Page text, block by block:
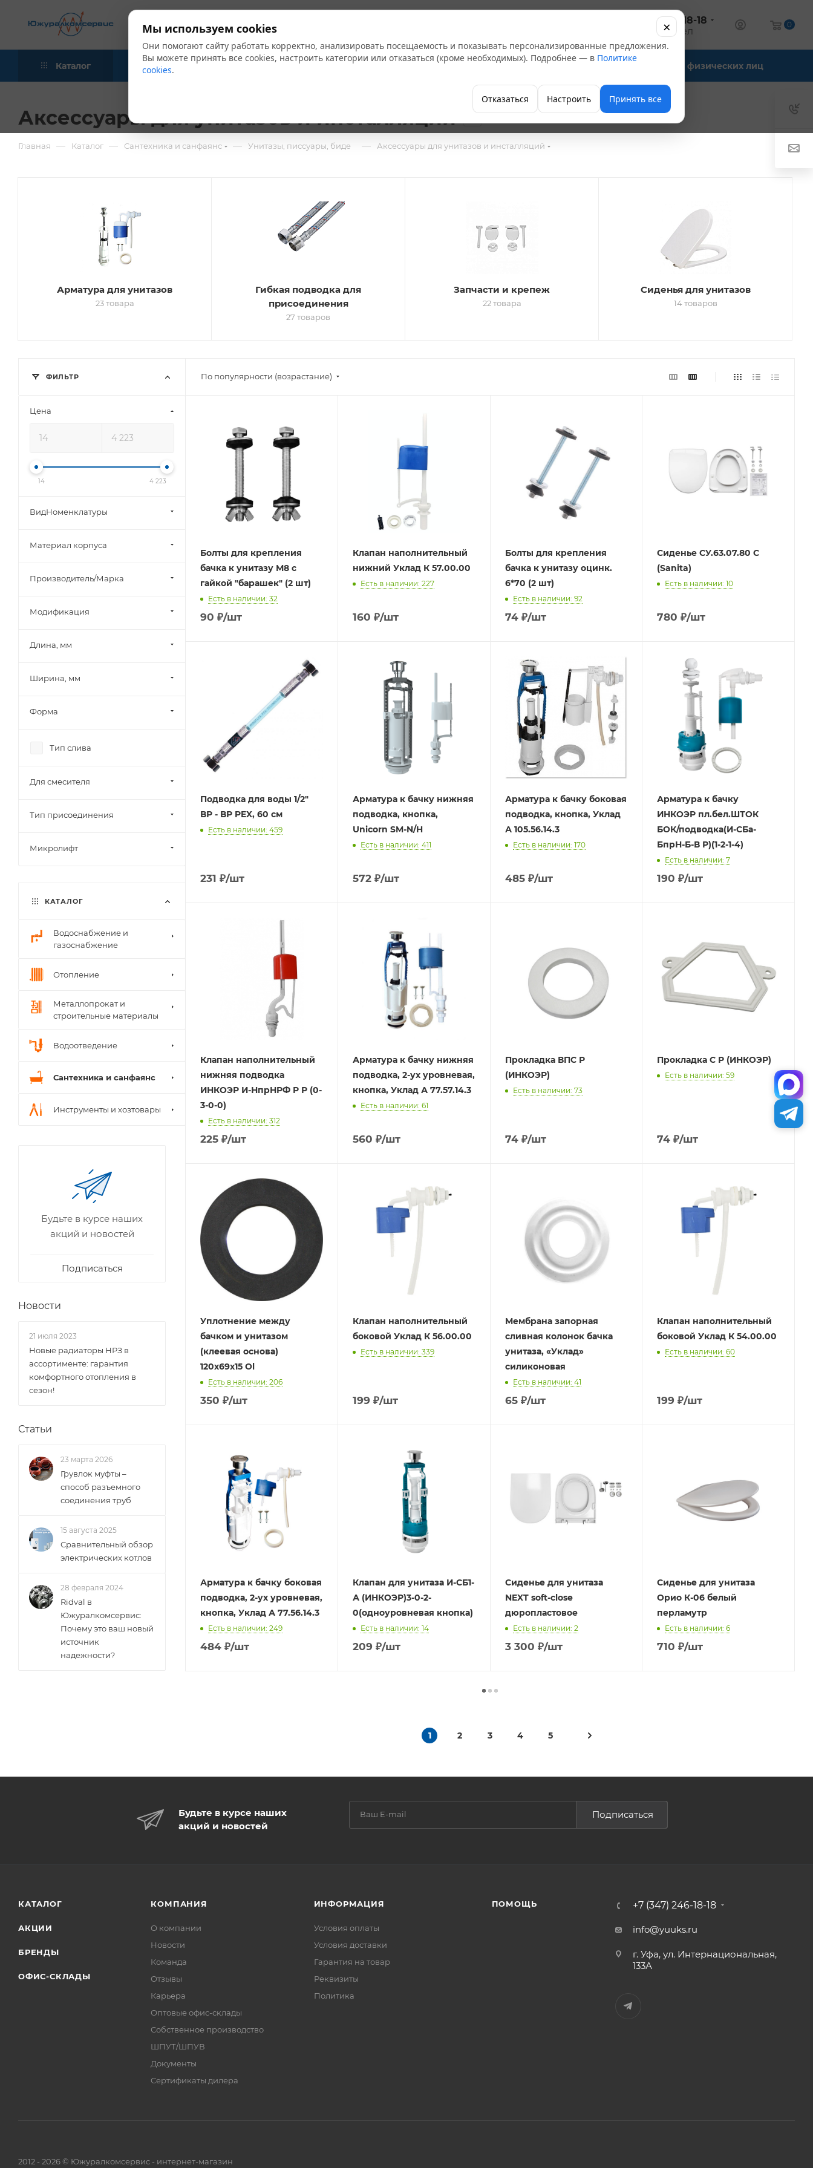
+7 (347) 246-18-18
оптовый отдел
0
Каталог Акции Бренды Компания Офис-склады Для физических лиц
Аксессуары для унитазов и инсталляций
Главная — Каталог — Сантехника и санфаянс — Унитазы, писсуары, биде — Аксессуары для унитазов и инсталляций
Арматура для унитазов
23 товара
Гибкая подводка для
присоединения
27 товаров
Запчасти и крепеж
22 товара
Сиденья для унитазов
14 товаров
По популярности (возрастание)
Болты для крепления
бачка к унитазу М8 с
гайкой "барашек" (2 шт)
Есть в наличии: 32
90 ₽/шт
Клапан наполнительный
нижний Уклад К 57.00.00
Есть в наличии: 227
160 ₽/шт
Болты для крепления
бачка к унитазу оцинк.
6*70 (2 шт)
Есть в наличии: 92
74₽/шт
Сиденье СУ.63.07.80 С
(Sanita)
Есть в наличии: 10
780 ₽/шт
Подводка для воды 1/2"
ВР - ВР PEX, 60 см
Есть в наличии: 459
231 ₽/шт
Арматура к бачку нижняя
подводка, кнопка,
Unicorn SM-N/H
Есть в наличии: 411
572₽/шт
Арматура к бачку боковая
подводка, кнопка, Уклад
А 105.56.14.3
Есть в наличии: 170
485₽/шт
Арматура к бачку
ИНКОЭР пл.бел.ШТОК
БОК/подводка(И-СБа-
БпрН-Б-В Р)(1-2-1-4)
Есть в наличии: 7
190 ₽/шт
Клапан наполнительный
нижняя подводка
ИНКОЭР И-НпрНРФ Р Р (0-
3-0-0)
Есть в наличии: 312
225 ₽/шт
Арматура к бачку нижняя
подводка, 2-ух уровневая,
кнопка, Уклад А 77.57.14.3
Есть в наличии: 61
560 ₽/шт
Прокладка ВПС Р
(ИНКОЭР)
Есть в наличии: 73
74₽/шт
Прокладка С Р (ИНКОЭР)
Есть в наличии: 59
74 ₽/шт
Уплотнение между
бачком и унитазом
(клеевая основа)
120х69х15 Ol
Есть в наличии: 206
350 ₽/шт
Клапан наполнительный
боковой Уклад К 56.00.00
Есть в наличии: 339
199 ₽/шт
Мембрана запорная
сливная колонок бачка
унитаза, «Уклад»
силиконовая
Есть в наличии: 41
65₽/шт
Клапан наполнительный
боковой Уклад К 54.00.00
Есть в наличии: 60
199 ₽/шт
Арматура к бачку боковая
подводка, 2-ух уровневая,
кнопка, Уклад А 77.56.14.3
Есть в наличии: 249
484 ₽/шт
Клапан для унитаза И-СБ1-
А (ИНКОЭР)3-0-2-
0(одноуровневая кнопка)
Есть в наличии: 14
209 ₽/шт
Сиденье для унитаза
NEXT soft-close
дюропластовое
Есть в наличии: 2
3 300 ₽/шт
Сиденье для унитаза
Орио К-06 белый
перламутр
Есть в наличии: 6
710 ₽/шт
1 2 3 4 5
ФИЛЬТР
Цена
14 4 223
ВидНоменклатуры
Материал корпуса
Производитель/Марка
Модификация
Длина, мм
Ширина, мм
Форма
Тип слива
Для смесителя
Тип присоединения
Микролифт
КАТАЛОГ
Водоснабжение и
газоснабжение
Отопление
Металлопрокат и
строительные материалы
Водоотведение
Сантехника и санфаянс
Инструменты и хозтовары
Будьте в курсе наших
акций и новостей
Подписаться
Новости
21 июля 2023
Новые радиаторы НРЗ в
ассортименте: гарантия
комфортного отопления в
сезон!
Статьи
23 марта 2026
Грувлок муфты –
способ разъемного
соединения труб
15 августа 2025
Сравнительный обзор
электрических котлов
28 февраля 2024
Ridval в
Южуралкомсервис:
Почему это ваш новый
источник
надежности?
Будьте в курсе наших
акций и новостей
Подписаться
КАТАЛОГ
АКЦИИ
БРЕНДЫ
ОФИС-СКЛАДЫ
КОМПАНИЯ
О компании
Новости
Команда
Отзывы
Карьера
Оптовые офис-склады
Собственное производство
ШПУТ/ШПУВ
Документы
Сертификаты дилера
ИНФОРМАЦИЯ
Условия оплаты
Условия доставки
Гарантия на товар
Реквизиты
Политика
ПОМОЩЬ +7 (347) 246-18-18
info@yuuks.ru
г. Уфа, ул. Интернациональная,
133А
2012 - 2026 © Южуралкомсервис - интернет-магазин
Мы используем cookies
Они помогают сайту работать корректно, анализировать посещаемость и показывать персонализированные предложения.
Вы можете принять все cookies, настроить категории или отказаться (кроме необходимых). Подробнее — в Политике
cookies.
Отказаться Настроить Принять все
×